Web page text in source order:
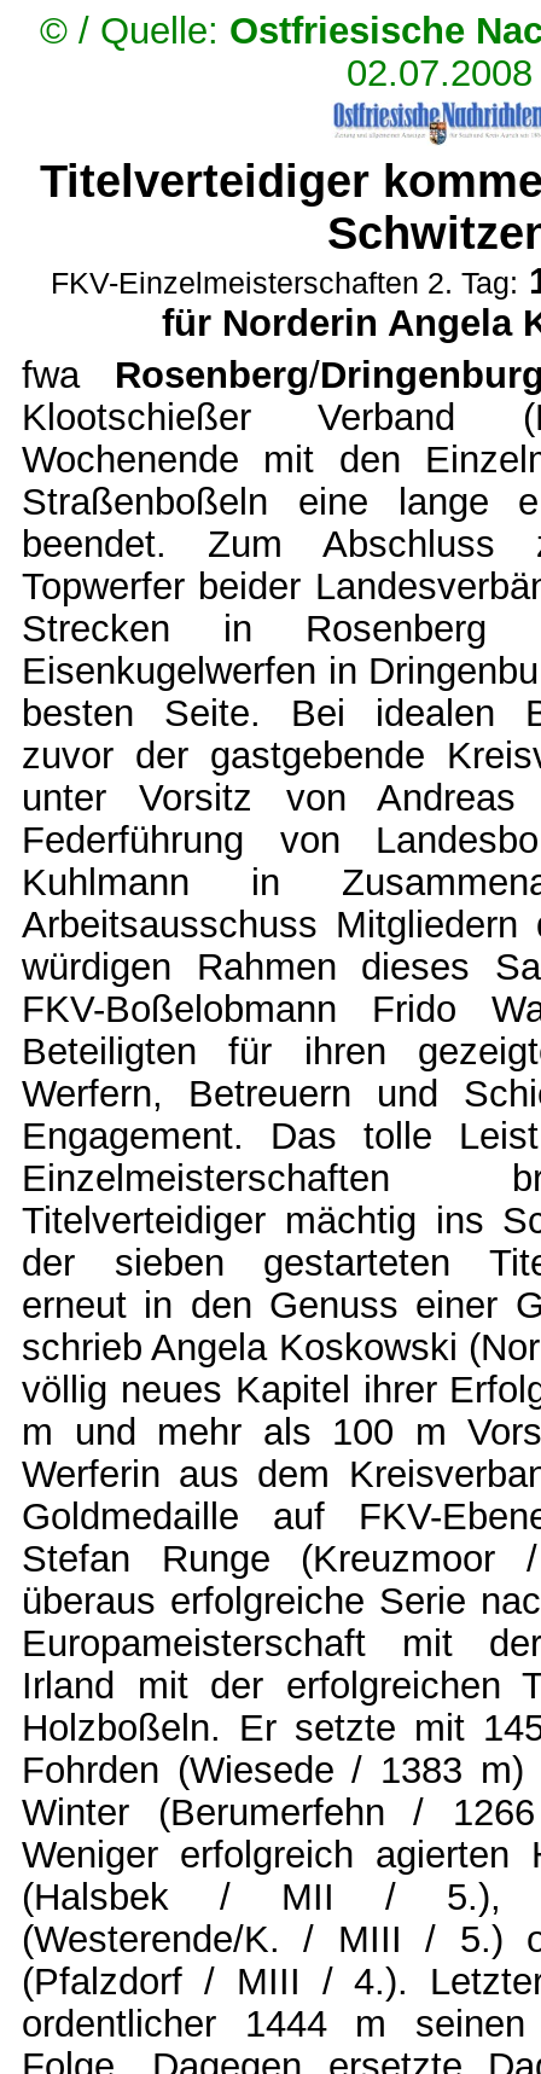
© / Quelle: Ostfriesische
02.07.2008
Titelverteidiger
FKV-Einzelmeisterschaften 2. Tag:
für Norderin Angela
fwa Rosenberg/
Klootschießer
Wochenende mit den
Straßenboßeln eine lange
beendet. Zum
Topwerfer beider
Strecken in
Eisenkugelwerfen in
besten Seite. Bei idealen
zuvor der gastgebende
unter Vorsitz von
Federführung von
Kuhlmann in
Arbeitsausschuss
würdigen Rahmen dieses
FKV-Boßelobmann Frido
Beteiligten für ihren
Werfern, Betreuern und
Engagement. Das tolle
Einzelmeisterschaften
Titelverteidiger mächtig ins
der sieben gestarteten
erneut in den Genuss einer
schrieb Angela Koskowski
völlig neues Kapitel ihrer
m und mehr als 100 m
Werferin aus dem
Goldmedaille auf FKV-
Stefan Runge
überaus erfolgreiche Serie
Europameisterschaft mit
Irland mit der erfolgreichen
Holzboßeln. Er setzte mit
Fohrden (Wiesede / 1383 m)
Winter (Berumerfehn /
Weniger erfolgreich agierten
(Halsbek / MII / 5.),
(Westerende/K. / MIII / 5.)
(Pfalzdorf / MIII / 4.).
ordentlicher 1444 m
Folge. Dagegen ersetzte